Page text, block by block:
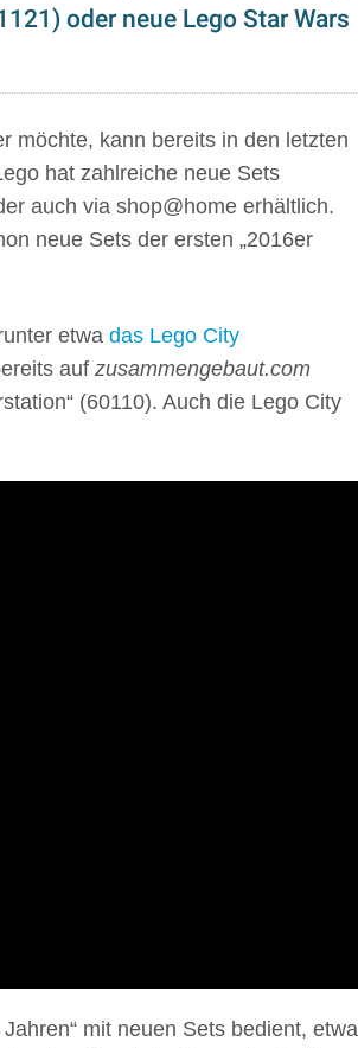
oder neue Lego Star Wars
möchte, kann bereits in den letzten
hat zahlreiche neue Sets
auch via shop@home erhältlich.
neue Sets der ersten „2016er
etwa das Lego City
auf zusammengebaut.com
(60110). Auch die Lego City
mit neuen Sets bedient, etwa